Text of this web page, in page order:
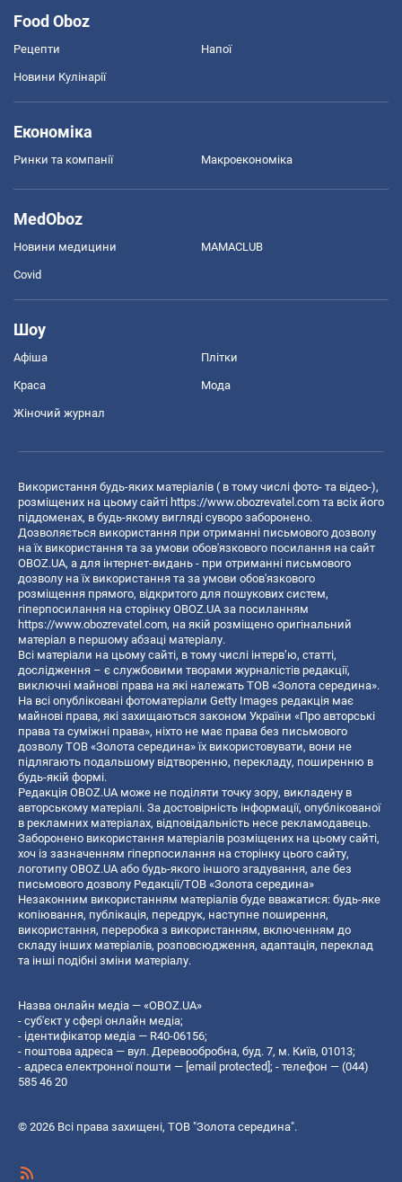
Food Oboz
Рецепти Напої
Новини Кулінарії
Економіка
Ринки та компанії Макроекономіка
MedOboz
Новини медицини MAMACLUB
Covid
Шоу
Афіша Плітки
Краса Мода
Жіночий журнал
Використання будь-яких матеріалів ( в тому числі фото- та відео-),
розміщених на цьому сайті https://www.obozrevatel.com та всіх його
піддоменах, в будь-якому вигляді суворо заборонено.
Дозволяється використання при отриманні письмового дозволу
на їх використання та за умови обов'язкового посилання на сайт
OBOZ.UA, а для інтернет-видань - при отриманні письмового
дозволу на їх використання та за умови обов'язкового
розміщення прямого, відкритого для пошукових систем,
гіперпосилання на сторінку OBOZ.UA за посиланням
https://www.obozrevatel.com, на якій розміщено оригінальний
матеріал в першому абзаці матеріалу.
Всі матеріали на цьому сайті, в тому числі інтерв’ю, статті,
дослідження – є службовими творами журналістів редакції,
виключні майнові права на які належать ТОВ «Золота середина».
На всі опубліковані фотоматеріали Getty Images редакція має
майнові права, які захищаються законом України «Про авторські
права та суміжні права», ніхто не має права без письмового
дозволу ТОВ «Золота середина» їх використовувати, вони не
підлягають подальшому відтворенню, перекладу, поширенню в
будь-якій формі.
Редакція OBOZ.UA може не поділяти точку зору, викладену в
авторському матеріалі. За достовірність інформації, опублікованої
в рекламних матеріалах, відповідальність несе рекламодавець.
Заборонено використання матеріалів розміщених на цьому сайті,
хоч із зазначенням гіперпосилання на сторінку цього сайту,
логотипу OBOZ.UA або будь-якого іншого згадування, але без
письмового дозволу Редакції/ТОВ «Золота середина»
Незаконним використанням матеріалів буде вважатися: будь-яке
копiювання, публiкацiя, передрук, наступне поширення,
використання, переробка з використанням, включенням до
складу інших матеріалів, розповсюдження, адаптація, переклад
та інші подібні зміни матеріалу.
Назва онлайн медіа — «OBOZ.UA»
- суб'єкт у сфері онлайн медіа;
- ідентифікатор медіа — R40-06156;
- поштова адреса — вул. Деревообробна, буд. 7, м. Київ, 01013;
- адреса електронної пошти — [email protected]; - телефон — (044)
585 46 20
© 2026 Всі права захищені, ТОВ "Золота середина".